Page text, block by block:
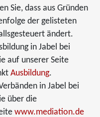
Sie, dass aus Gründen
der gelisteten
ändert.
in Jabel bei
auf unserer Seite
Ausbildung.
in Jabel bei
über die
www.mediation.de